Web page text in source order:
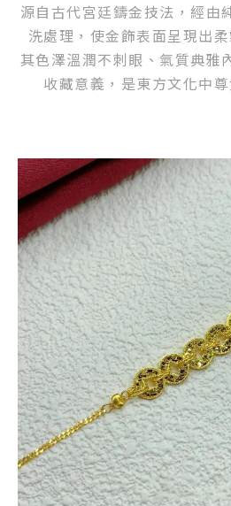
源自古代宮廷鑄金技法，經由
洗處理，使金飾表面呈現出
其色澤溫潤不刺眼、氣質典雅
收藏意義，是東方文化中